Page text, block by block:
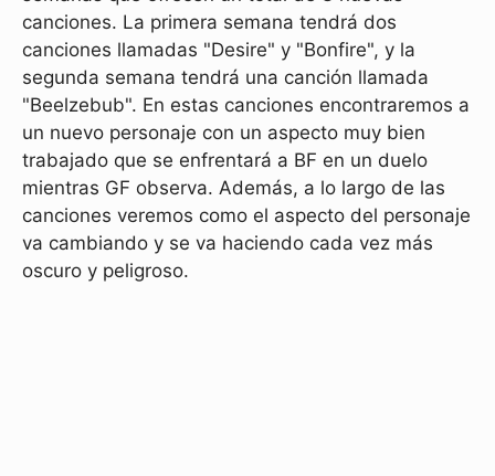
canciones. La primera semana tendrá dos
canciones llamadas "Desire" y "Bonfire", y la
segunda semana tendrá una canción llamada
"Beelzebub". En estas canciones encontraremos a
un nuevo personaje con un aspecto muy bien
trabajado que se enfrentará a BF en un duelo
mientras GF observa. Además, a lo largo de las
canciones veremos como el aspecto del personaje
va cambiando y se va haciendo cada vez más
oscuro y peligroso.